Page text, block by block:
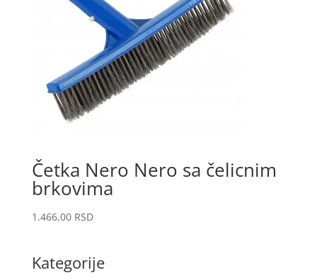
Četka Nero Nero sa čelicnim
brkovima
1.466,00RSD
Kategorije